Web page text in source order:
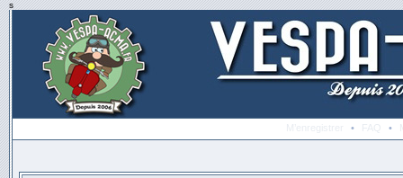
s
M’enregistrer • FAQ •